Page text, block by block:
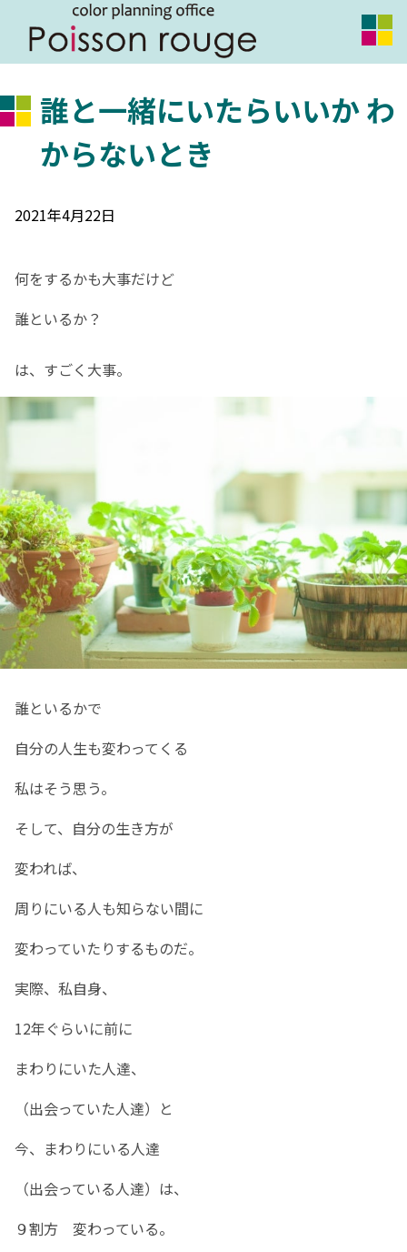
誰と一緒にいたらいいか わ
からないとき
2021年4月22日
何をするかも大事だけど
誰といるか？
は、すごく大事。
誰といるかで
自分の人生も変わってくる
私はそう思う。
そして、自分の生き方が
変われば、
周りにいる人も知らない間に
変わっていたりするものだ。
実際、私自身、
12年ぐらいに前に
まわりにいた人達、
（出会っていた人達）と
今、まわりにいる人達
（出会っている人達）は、
９割方 変わっている。